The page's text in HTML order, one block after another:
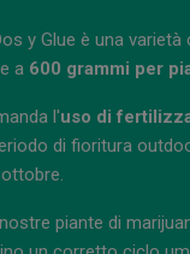
y Glue è una
a 600 grammi per
l'uso di
di fioritura
piante di